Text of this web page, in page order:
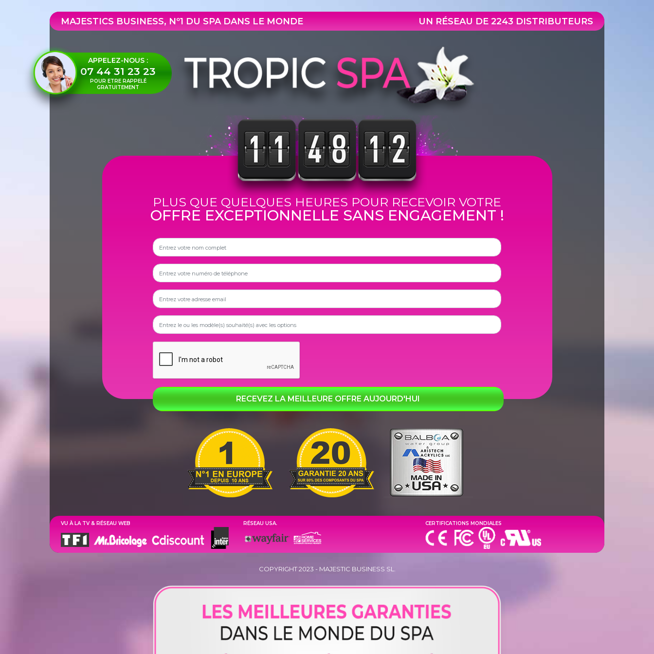
MAJESTICS BUSINESS, Nº1 DU SPA DANS LE MONDE UN RÉSEAU DE 2243 DISTRIBUTEURS
APPELEZ-NOUS :
07 44 31 23 23
POUR ETRE RAPPELÉ
GRATUITEMENT
PLUS QUE QUELQUES HEURES POUR RECEVOIR VOTRE
OFFRE EXCEPTIONNELLE SANS ENGAGEMENT !
RECEVEZ LA MEILLEURE OFFRE AUJOURD'HUI
VU À LA TV & RÉSEAU WEB RÉSEAU USA. CERTIFICATIONS MONDIALES
COPYRIGHT 2023 - MAJESTIC BUSINESS SL.